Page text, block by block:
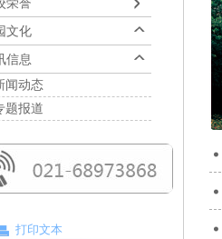
文化
信息
闻动态
题报道
打印文本